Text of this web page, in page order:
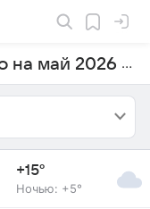
Прогноз погоды в Медно на май 2026 года
+15°
Ночью: +5°